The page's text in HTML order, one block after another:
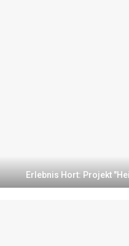
Erlebnis Hort: Projekt